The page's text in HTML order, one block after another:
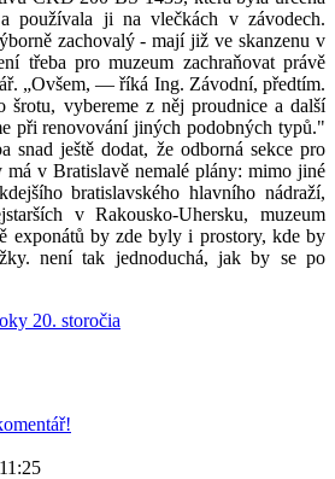
používala ji na vlečkách v závodech.
zachovalý - mají již ve skanzenu v
třeba pro muzeum zachraňovat právě
„Ovšem, — říká Ing. Závodní, předtím.
šrotu, vybereme z něj proudnice a další
při renovování jiných podobných typů."
snad ještě dodat, že odborná sekce pro
v Bratislavě nemalé plány: mimo jiné
bratislavského hlavního nádraží,
v Rakousko-Uhersku, muzeum
exponátů by zde byly i prostory, kde by
není tak jednoduchá, jak by se po
20. storočia